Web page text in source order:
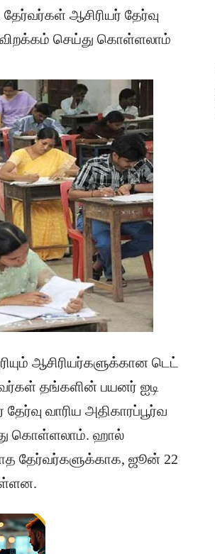
ஆசிரியர் தேர்வு
செய்து கொள்ளலாம்
ஆசிரியர்களுக்கான டெட்
தங்களின் பயனர் ஐடி
வாரிய அதிகாரப்பூர்வ
கொள்ளலாம். ஹால்
தேர்வர்களுக்காக, ஜூன் 22